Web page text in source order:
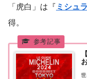
「虎白」は『 ミシュ
得。